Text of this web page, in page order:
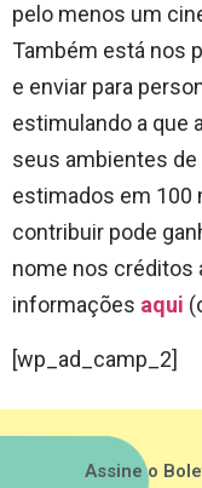
pelo menos um
Também está nos
e enviar para
estimulando a que
seus ambientes
estimados em 100
contribuir pode
nome nos créditos
informações aqui
[wp_ad_camp_2]
Assine o